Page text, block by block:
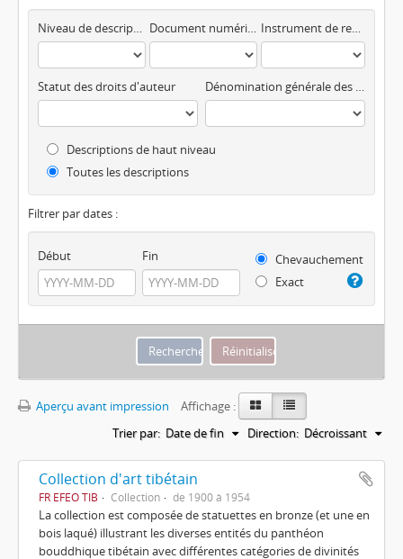
Niveau de description Document numérisé disponible Instrument de recherche
Statut des droits d'auteur Dénomination générale des documents
Descriptions de haut niveau
Toutes les descriptions
Filtrer par dates :
Début Fin
Chevauchement
Exact
Aperçu avant impression
Affichage :
Trier par: Date de fin Direction: Décroissant
Collection d'art tibétain
FR EFEO TIB Collection de 1900 à 1954
La collection est composée de statuettes en bronze (et une en
bois laqué) illustrant les diverses entités du panthéon
bouddhique tibétain avec différentes catégories de divinités